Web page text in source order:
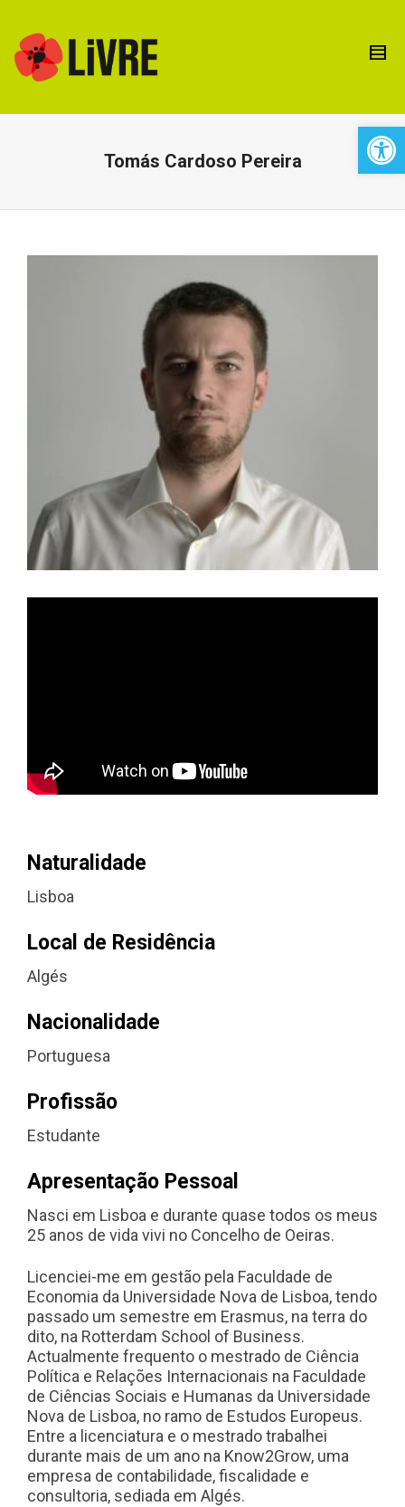
Tomás Cardoso Pereira
Naturalidade
Lisboa
Local de Residência
Algés
Nacionalidade
Portuguesa
Profissão
Estudante
Apresentação Pessoal
Nasci em Lisboa e durante quase todos os meus
25 anos de vida vivi no Concelho de Oeiras.
Licenciei-me em gestão pela Faculdade de
Economia da Universidade Nova de Lisboa, tendo
passado um semestre em Erasmus, na terra do
dito, na Rotterdam School of Business.
Actualmente frequento o mestrado de Ciência
Política e Relações Internacionais na Faculdade
de Ciências Sociais e Humanas da Universidade
Nova de Lisboa, no ramo de Estudos Europeus.
Entre a licenciatura e o mestrado trabalhei
durante mais de um ano na Know2Grow, uma
empresa de contabilidade, fiscalidade e
consultoria, sediada em Algés.